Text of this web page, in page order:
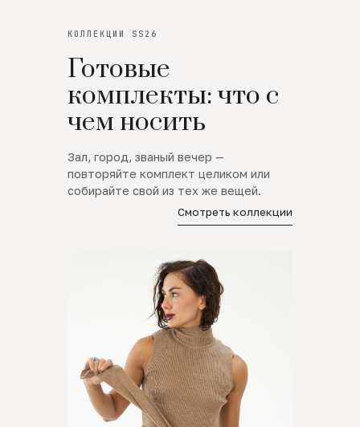
КОЛЛЕКЦИИ SS26
Готовые
комплекты: что с
чем носить
Зал, город, званый вечер —
повторяйте комплект целиком или
собирайте свой из тех же вещей.
Смотреть коллекции